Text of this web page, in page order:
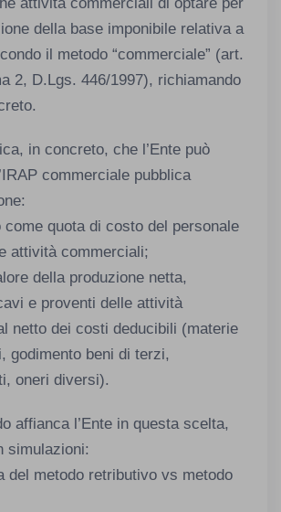
della base imponibile relativa a
il metodo “commerciale” (art.
2, D.Lgs. 446/1997), richiamando
in concreto, che l’Ente può
commerciale pubblica
come quota di costo del personale
attività commerciali;
della produzione netta,
e proventi delle attività
netto dei costi deducibili (materie
godimento beni di terzi,
oneri diversi).
affianca l’Ente in questa scelta,
simulazioni:
del metodo retributivo vs metodo